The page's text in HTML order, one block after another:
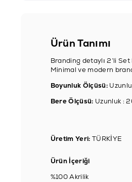
Ürün Tanımı
Branding detaylı 2’li
Minimal ve modern
Boyunluk Ölçüsü:
Bere Ölçüsü: Uzunluk :
Üretim Yeri: TÜRKİYE
Ürün İçeriği
%100 Akrilik